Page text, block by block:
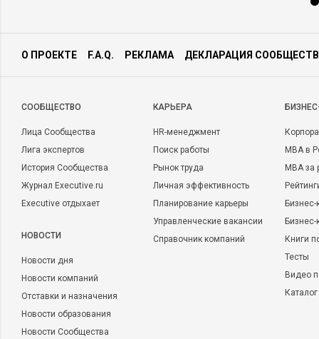
О ПРОЕКТЕ F.A.Q. РЕКЛАМА ДЕКЛАРАЦИЯ
CООБЩЕСТВО
Лица Сообщества
Лига экспертов
История Сообщества
Журнал Executive.ru
Executive отдыхает
НОВОСТИ
Новости дня
Новости компаний
Отставки и назначения
Новости образования
Новости Сообщества
КАРЬЕРА
HR-менеджмент
Поиск работы
Рынок труда
Личная эффективность
Планирование карьеры
Управленческие вакансии
Справочник компаний
MBA в
MBA
Бизнес-
Книги
Тесты
Видео